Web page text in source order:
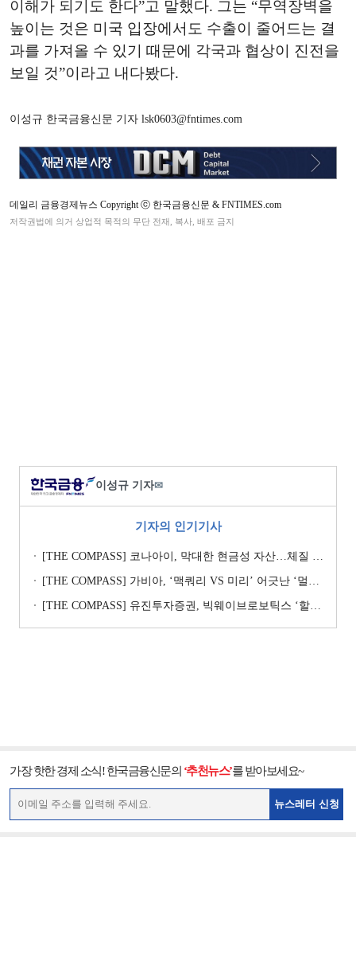
이해가 되기도 한다”고 말했다. 그는 “무역장벽을
높이는 것은 미국 입장에서도 수출이 줄어드는 결
과를 가져올 수 있기 때문에 각국과 협상이 진전을
보일 것”이라고 내다봤다.
이성규 한국금융신문 기자 lsk0603@fntimes.com
데일리 금융경제뉴스 Copyright ⓒ 한국금융신문 & FNTIMES.com
저작권법에 의거 상업적 목적의 무단 전재, 복사, 배포 금지
이성규 기자✉
기자의 인기기사
[THE COMPASS] 코나아이, 막대한 현금성 자산…체질 개선 핵심 Key
[THE COMPASS] 가비아, ‘맥쿼리 VS 미리’ 어긋난 ‘멀티플 수싸움’
[THE COMPASS] 유진투자증권, 빅웨이브로보틱스 ‘할인율’ 낮춰 ‘몸값’ 지키기…’고무줄’ 가치평가
가장 핫한 경제 소식! 한국금융신문의 ‘추천뉴스’를 받아보세요~
뉴스레터 신청